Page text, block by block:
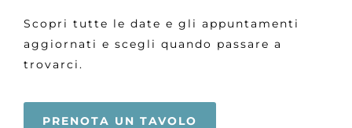
Scopri tutte le date e gli appuntamenti
aggiornati e scegli quando passare a
trovarci.
PRENOTA UN TAVOLO